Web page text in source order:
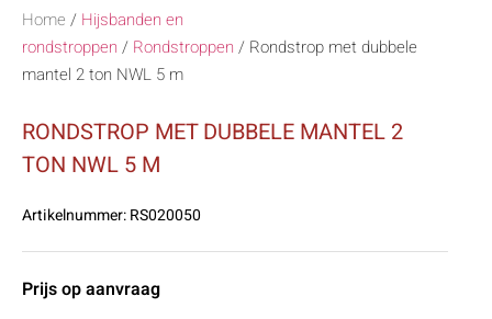
Home / Hijsbanden en
rondstroppen / Rondstroppen / Rondstrop met dubbele
mantel 2 ton NWL 5 m
RONDSTROP MET DUBBELE MANTEL 2
TON NWL 5 M
Artikelnummer:RS020050
Prijs op aanvraag